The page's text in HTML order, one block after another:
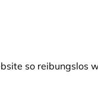
so reibungslos